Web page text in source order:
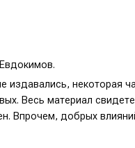
некоторая
Весь материал
Впрочем, добрых